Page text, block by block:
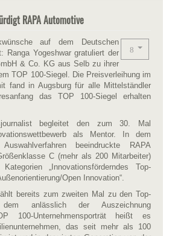
RAPA Automotive
auf dem Deutschen
Ranga Yogeshwar gratuliert der
& Co. KG aus Selb zu ihrer
TOP 100-Siegel. Die Preisverleihung im
fand in Augsburg für alle Mittelständler
das TOP 100-Siegel erhalten
begleitet den zum 30. Mal
als Mentor. In dem
Auswahlverfahren beeindruckte RAPA
C (mehr als 200 Mitarbeiter)
„Innovationsförderndes Top-
Open Innovation“.
bereits zum zweiten Mal zu den Top-
anlässlich der Auszeichnung
100-Unternehmensporträt heißt es
das seit mehr als 100